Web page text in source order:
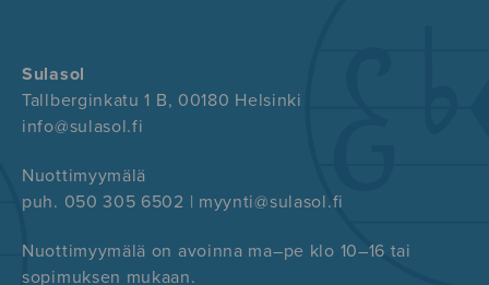
Sulasol
Tallberginkatu 1 B, 00180 Helsinki
info@sulasol.fi
Nuottimyymälä
puh. 050 305 6502 | myynti@sulasol.fi
Nuottimyymälä on avoinna ma–pe klo 10–16 tai
sopimuksen mukaan.